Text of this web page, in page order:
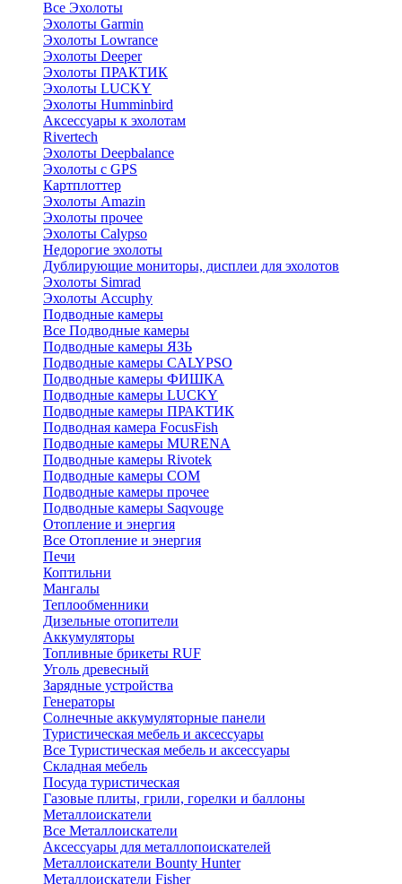
Все Эхолоты
Эхолоты Garmin
Эхолоты Lowrance
Эхолоты Deeper
Эхолоты ПРАКТИК
Эхолоты LUCKY
Эхолоты Humminbird
Аксессуары к эхолотам
Rivertech
Эхолоты Deepbalance
Эхолоты с GPS
Картплоттер
Эхолоты Amazin
Эхолоты прочее
Эхолоты Calypso
Недорогие эхолоты
Дублирующие мониторы, дисплеи для эхолотов
Эхолоты Simrad
Эхолоты Accuphy
Подводные камеры
Все Подводные камеры
Подводные камеры ЯЗЬ
Подводные камеры CALYPSO
Подводные камеры ФИШКА
Подводные камеры LUCKY
Подводные камеры ПРАКТИК
Подводная камера FocusFish
Подводные камеры MURENA
Подводные камеры Rivotek
Подводные камеры СОМ
Подводные камеры прочее
Подводные камеры Saqvouge
Отопление и энергия
Все Отопление и энергия
Печи
Коптильни
Мангалы
Теплообменники
Дизельные отопители
Аккумуляторы
Топливные брикеты RUF
Уголь древесный
Зарядные устройства
Генераторы
Солнечные аккумуляторные панели
Туристическая мебель и аксессуары
Все Туристическая мебель и аксессуары
Складная мебель
Посуда туристическая
Газовые плиты, грили, горелки и баллоны
Металлоискатели
Все Металлоискатели
Аксессуары для металлопоискателей
Металлоискатели Bounty Hunter
Металлоискатели Fisher